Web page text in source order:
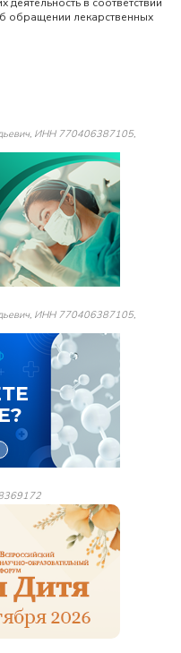
обращении лекарственных
ИНН 770406387105,
ИНН 770406387105,